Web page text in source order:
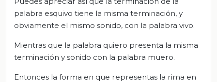
palabra esquivo tiene la misma terminación, y
obviamente el mismo sonido, con la palabra vivo.
Mientras que la palabra quiero presenta la misma
terminación y sonido con la palabra muero.
Entonces la forma en que representas la rima en